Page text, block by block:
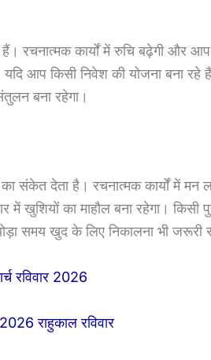
रचनात्मक कार्यों में रुचि बढ़ेगी और
आप किसी निवेश की योजना बना रहे
बना रहेगा।
संकेत देता है। रचनात्मक कार्यों में
में खुशियों का माहौल बना रहेगा। किसी
समय खुद के लिए निकालना भी जरूरी
रविवार 2026
2026 राहुकाल रविवार